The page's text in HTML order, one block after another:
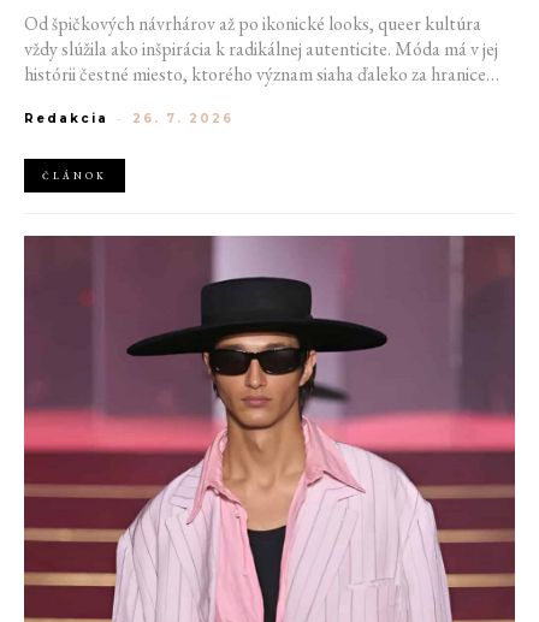
Od špičkových návrhárov až po ikonické looks, queer kultúra
vždy slúžila ako inšpirácia k radikálnej autenticite. Móda má v jej
histórii čestné miesto, ktorého význam siaha ďaleko za hranice
postihom a nebezpečenstvu, fungovalo práve oblečenie ako tichý
jeden druhého a vďaka veľkolepej ballroom scéne mali aj ľudia na
okraji spoločnosti priestor zažiariť na mólach. Ako sa queer
Redakcia - 26. 7. 2026
ČLÁNOK